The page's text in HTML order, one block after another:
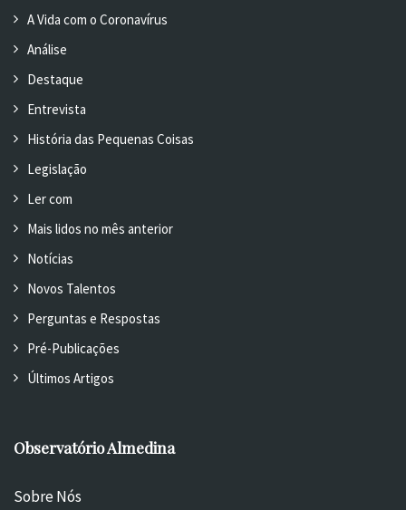
A Vida com o Coronavírus
Análise
Destaque
Entrevista
História das Pequenas Coisas
Legislação
Ler com
Mais lidos no mês anterior
Notícias
Novos Talentos
Perguntas e Respostas
Pré-Publicações
Últimos Artigos
Observatório Almedina
Sobre Nós